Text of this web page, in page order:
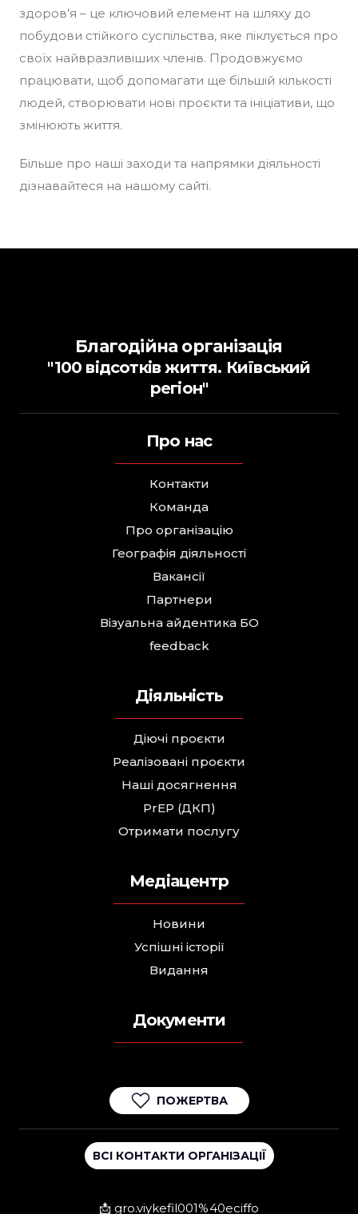
здоров’я – це ключовий елемент на шляху до
побудови стійкого суспільства, яке піклується про
своїх найвразливіших членів. Продовжуємо
працювати, щоб допомагати ще більшій кількості
людей, створювати нові проєкти та ініціативи, що
змінюють життя.
Більше про наші заходи та напрямки діяльності
дізнавайтеся на нашому сайті.
Благодійна організація
"100 відсотків життя. Київський
регіон"
Про нас
Контакти
Команда
Про організацію
Географія діяльності
Вакансії
Партнери
Візуальна айдентика БО
feedback
Діяльність
Діючі проєкти
Реалізовані проєкти
Наші досягнення
PrEP (ДКП)
Отримати послугу
Медіацентр
Новини
Успішні історії
Видання
Документи
ПОЖЕРТВА
ВСІ КОНТАКТИ ОРГАНІЗАЦІЇ
📩 gro.viykefil001%40eciffo